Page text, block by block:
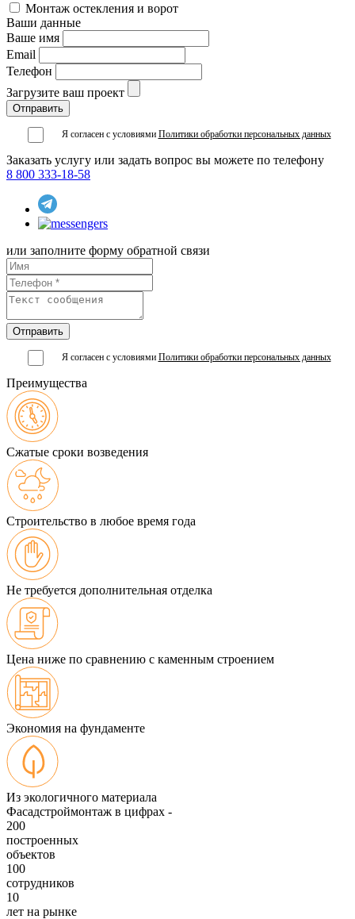
Монтаж остекления и ворот
Ваши данные
Ваше имя
Email
Телефон
Загрузите ваш проект
Я согласен с условиями Политики обработки персональных данных
Заказать услугу или задать вопрос вы можете по телефону
8 800 333-18-58
или заполните форму обратной связи
Я согласен с условиями Политики обработки персональных данных
Преимущества
Сжатые сроки возведения
Строительство в любое время года
Не требуется дополнительная отделка
Цена ниже по сравнению с каменным строением
Экономия на фундаменте
Из экологичного материала
Фасадстроймонтаж в цифрах -
200
построенных
объектов
100
сотрудников
10
лет на рынке